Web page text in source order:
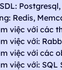
Redis,
việc với các
việc với:
việc với các
việc với: SQL